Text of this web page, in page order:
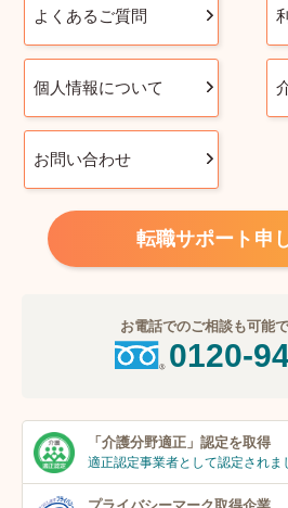
よくあるご質問
個人情報について
お問い合わせ
転職サポート申
お電話でのご相談も可能
0120-
「介護分野適正」 認定を取得
適正認定事業者として認定されま